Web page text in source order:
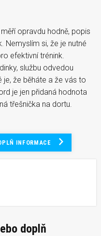
opravdu hodně, popis
Nemyslím si, že je nutné
efektivní trénink.
službu odvedou
že běháte a že vás to
je jen přidaná hodnota
třešnička na dortu.
INFORMACE
doplň